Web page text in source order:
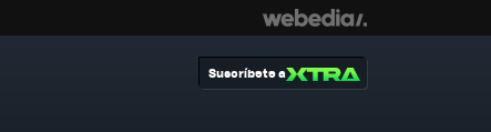
Suscríbete a